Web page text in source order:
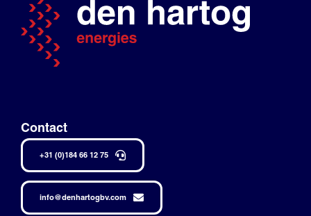
Contact
+31 (0)184 66 12 75
info@denhartogbv.com